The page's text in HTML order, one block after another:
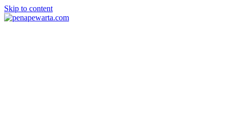
Skip to content